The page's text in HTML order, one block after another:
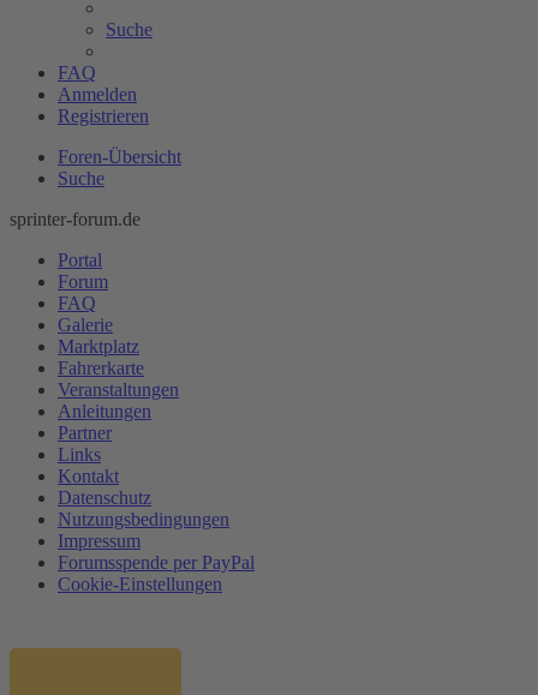
Suche
FAQ
Anmelden
Registrieren
Foren-Übersicht
Suche
sprinter-forum.de
Portal
Forum
FAQ
Galerie
Marktplatz
Fahrerkarte
Veranstaltungen
Anleitungen
Partner
Links
Kontakt
Datenschutz
Nutzungsbedingungen
Impressum
Forumsspende per PayPal
Cookie-Einstellungen